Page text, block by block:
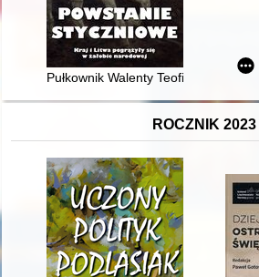
Pułkownik Walenty Teofil
ROCZNIK 2023